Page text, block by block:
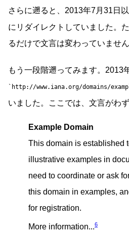
さらに遡ると、2013年7月31日
にリダイレクトしていました。
るだけで文言は変わっていません
もう一段階遡ってみます。2013
http://www.iana.org/domains/
いました。ここでは、文言がわ
Example Domain
This domain is established
illustrative examples in
need to coordinate or ask
this domain in examples,
for registration.
More information...6